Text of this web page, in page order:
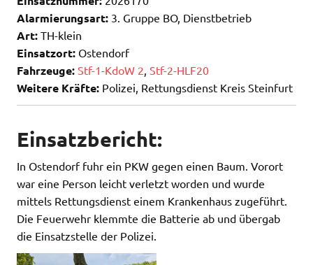
Alarmierungsart: 3. Gruppe BO, Dienstbetrieb
Art: TH-klein
Einsatzort: Ostendorf
Fahrzeuge: Stf-1-KdoW 2 Stf-2-HLF20
Weitere Kräfte: Polizei, Rettungsdienst Kreis Steinfurt
Einsatzbericht:
In Ostendorf fuhr ein PKW gegen einen Baum. Vorort
war eine Person leicht verletzt worden und wurde
mittels Rettungsdienst einem Krankenhaus zugeführt.
Die Feuerwehr klemmte die Batterie ab und übergab
die Einsatzstelle der Polizei.